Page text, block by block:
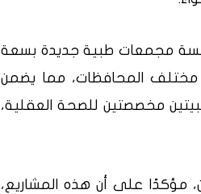
خمسة مجمعات طبية جديدة بسعة
مختلف المحافظات، مما يضمن
مخصصتين للصحة العقلية،
مؤكدًا على أن هذه المشاريع،